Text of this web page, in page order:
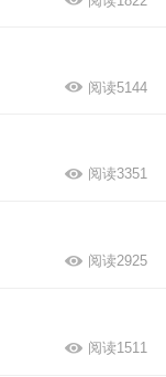
阅读5144
阅读3351
阅读2925
阅读1511